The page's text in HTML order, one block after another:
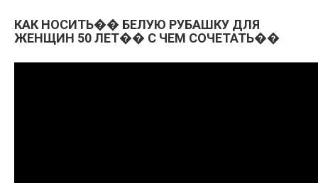
КАК НОСИТЬ�� БЕЛУЮ РУБАШКУ ДЛЯ
ЖЕНЩИН 50 ЛЕТ�� С ЧЕМ СОЧЕТАТЬ��